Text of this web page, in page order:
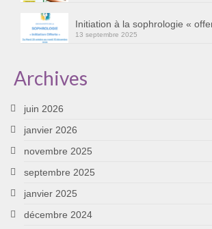
Initiation à la sophrologie «
13 septembre 2025
Archives
juin 2026
janvier 2026
novembre 2025
septembre 2025
janvier 2025
décembre 2024